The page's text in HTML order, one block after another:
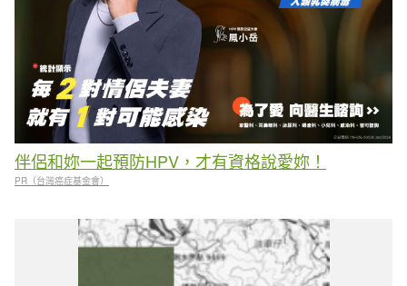
伴侶和妳一起預防HPV，才有資格說愛妳！
PR（台灣癌症基金會）